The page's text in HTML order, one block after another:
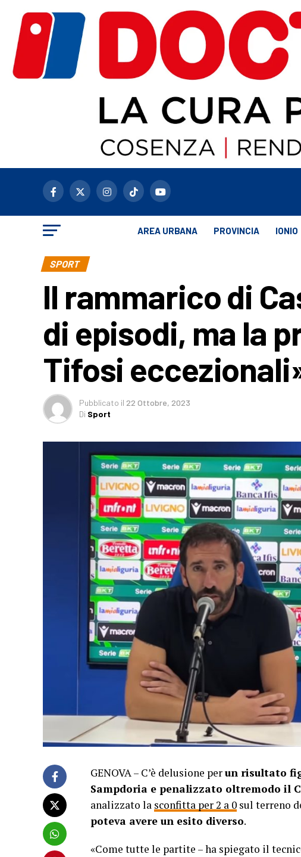
AREA URBANA PROVINCIA IONIO
SPORT
Il rammarico di
di episodi, ma la
Tifosi
Pubblicato il 22 Ottobre, 2023
Di Sport
GENOVA – C’è delusione perun risultato
Sampdoria e penalizzato oltremodo il
analizzato la sconfitta per 2 a 0 sul terreno
poteva avere un esito diverso.
«Come tutte le partite – ha spiegato il